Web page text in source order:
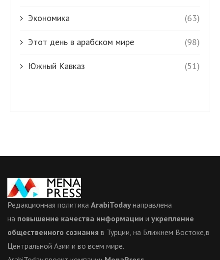
Экономика (63)
Этот день в арабском мире (98)
Южный Кавказ (51)
Редакционная политика ArabiTodayнаправлена
на повышение качества информации и укрепление
общественного сознания в Турции, на Ближнем Востоке,в
Центральной Азии и во всем мире.